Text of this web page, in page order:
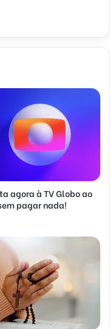
agora à TV Globo ao
pagar nada!